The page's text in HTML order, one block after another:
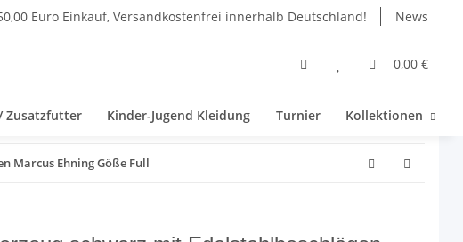
Euro Einkauf, Versandkostenfrei innerhalb Deutschland! News
0,00 €
Zusatzfutter Kinder-Jugend Kleidung Turnier Kollektionen
Marcus Ehning Göße Full